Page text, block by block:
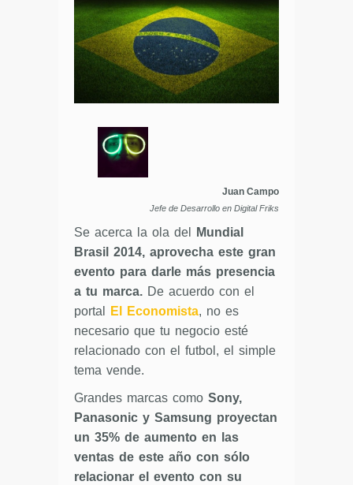
Juan Campo
Jefe de Desarrollo en Digital Friks
Se acerca la ola del
Mundial
Brasil 2014, aprovecha este gran
evento para darle más presencia
a tu marca. De acuerdo con el
portal
El Economista, no es
necesario que tu negocio esté
relacionado con el futbol, el simple
tema vende.
Grandes marcas como Sony,
Panasonic y Samsung proyectan
un 35% de aumento en las
ventas de este año con sólo
relacionar el evento con su